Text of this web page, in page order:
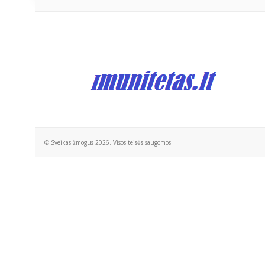
© Sveikas žmogus 2026. Visos teisės saugomos